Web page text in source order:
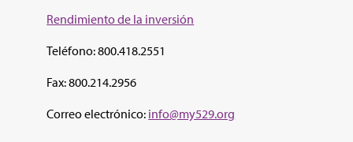
Rendimiento de la inversión
Teléfono: 800.418.2551
Fax: 800.214.2956
Correo electrónico: info@my529.org